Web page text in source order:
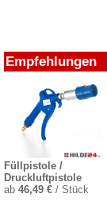
Empfehlungen
Füllpistole /
Druckluftpistole
ab 46,49 € / Stück